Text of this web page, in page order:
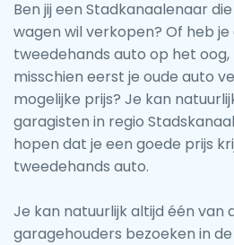
Ben jij een Stadkanaalenaar
wagen wil verkopen? Of heb
tweedehands auto op het
misschien eerst je oude auto
mogelijke prijs? Je kan
garagisten in regio
hopen dat je een goede prijs
tweedehands auto.
Je kan natuurlijk altijd één van
garagehouders bezoeken in